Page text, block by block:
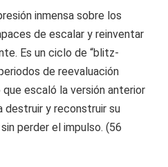
inmensa sobre los
de escalar y reinventar
Es un ciclo de “blitz-
de reevaluación
escaló la versión anterior
destruir y reconstruir su
perder el impulso. (56